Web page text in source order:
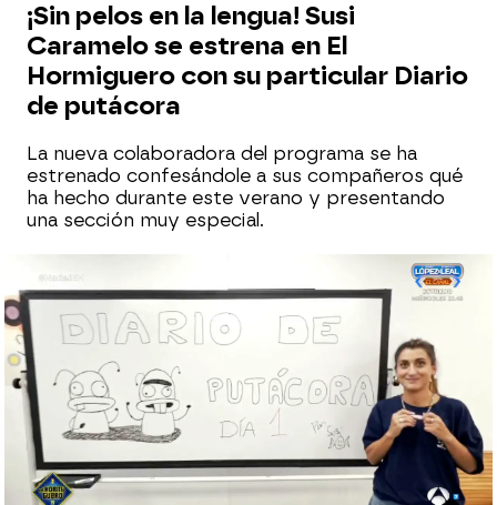
¡Sin pelos en la lengua! Susi
Caramelo se estrena en El
Hormiguero con su particular Diario
de putácora
La nueva colaboradora del programa se ha
estrenado confesándole a sus compañeros qué
ha hecho durante este verano y presentando
una sección muy especial.
Patri Bea
Publicado:02 de septiembre de 2024, 23:13